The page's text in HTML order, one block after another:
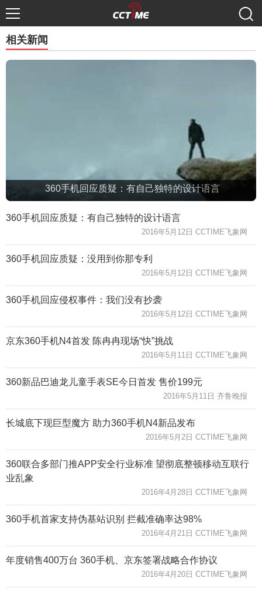
相关新闻
360手机回应质疑：有自己独特的设计语言
360手机回应质疑：有自己独特的设计语言
2016年5月12日 CCTIME飞象网
360手机回应质疑：没用到你那专利
2016年5月12日 CCTIME飞象网
360手机回应侵权事件：我们没有抄袭
2016年5月12日 CCTIME飞象网
京东360手机N4首发 陈冉冉现场“快”挑战
2016年5月11日 CCTIME飞象网
360新品巴迪龙儿童手表SE今日首发 售价199元
2016年5月11日 齐鲁晚报
长城底下现巨型魔方 助力360手机N4新品发布
2016年5月2日 CCTIME飞象网
360联合多部门推APP安全行业标准 望彻底整顿移动互联行
业乱象
2016年4月28日 CCTIME飞象网
360手机首家支持伪基站识别 拦截准确率达98%
2016年4月21日 CCTIME飞象网
年度销售400万台 360手机、京东签署战略合作协议
2016年4月20日 CCTIME飞象网